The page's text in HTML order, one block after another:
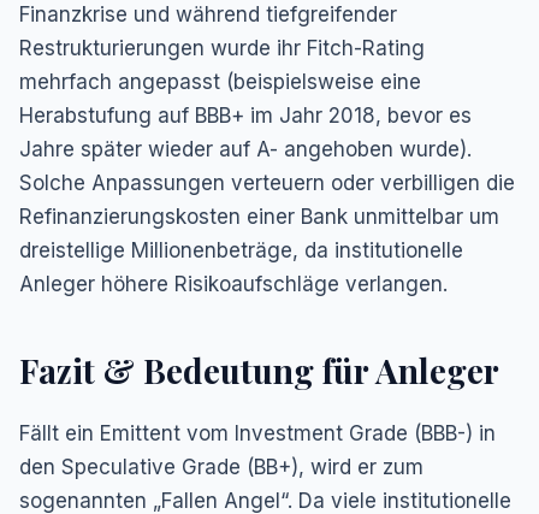
Finanzkrise und während tiefgreifender
Restrukturierungen wurde ihr Fitch-Rating
mehrfach angepasst (beispielsweise eine
Herabstufung auf BBB+ im Jahr 2018, bevor es
Jahre später wieder auf A- angehoben wurde).
Solche Anpassungen verteuern oder verbilligen die
Refinanzierungskosten einer Bank unmittelbar um
dreistellige Millionenbeträge, da institutionelle
Anleger höhere Risikoaufschläge verlangen.
Fazit & Bedeutung für Anleger
Fällt ein Emittent vom Investment Grade (BBB-) in
den Speculative Grade (BB+), wird er zum
sogenannten „Fallen Angel“. Da viele institutionelle